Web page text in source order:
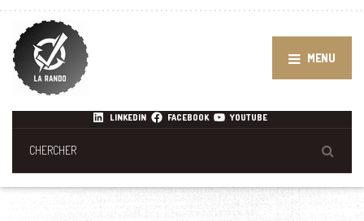
MENU
LINKEDIN FACEBOOK YOUTUBE